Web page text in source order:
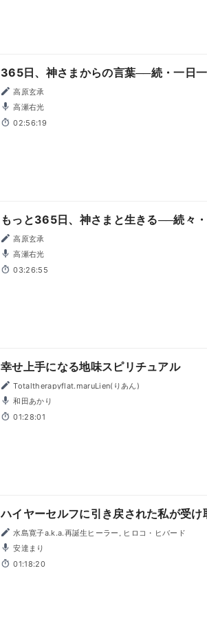
365日、神さまからの言葉──続・一日
高原玄承
高瀬右光
02:56:19
もっと365日、神さまと生きる──続々
高原玄承
高瀬右光
03:26:55
幸せ上手になる地味スピリチュアル
Totaltherapyflat.maruLien(りあん)
和田あかり
01:28:01
ハイヤーセルフに引き戻された私が受
水島寛子a.k.a.再誕生ヒーラー, ヒロコ・ヒバード
安達まり
01:18:20